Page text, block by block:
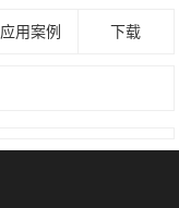
应用案例 下载